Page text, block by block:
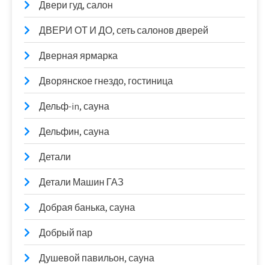
Двери гуд, салон
ДВЕРИ ОТ И ДО, сеть салонов дверей
Дверная ярмарка
Дворянское гнездо, гостиница
Дельф-in, сауна
Дельфин, сауна
Детали
Детали Машин ГАЗ
Добрая банька, сауна
Добрый пар
Душевой павильон, сауна